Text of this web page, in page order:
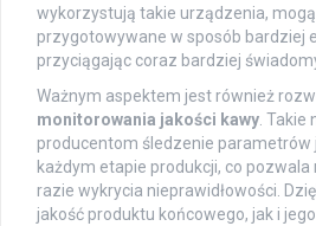
wykorzystują takie urządzenia,
przygotowywane w sposób bardziej
przyciągając coraz bardziej
Ważnym aspektem jest również
monitorowania jakości kawy .
producentom śledzenie parametrów
każdym etapie produkcji, co pozwala
razie wykrycia nieprawidłowości.
jakość produktu końcowego, jak i